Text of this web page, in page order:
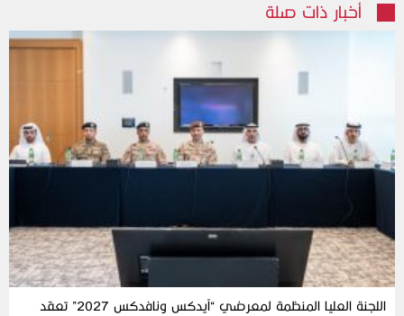
أخبار ذات صلة
اللجنة العليا المنظمة لمعرضي “آيدكس ونافدكس 2027” تعقد